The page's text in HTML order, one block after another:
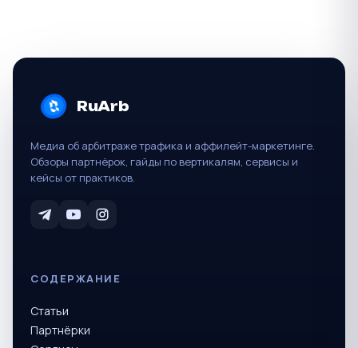
RuArb
Медиа об арбитраже трафика и аффилейт-маркетинге.
Обзоры партнёрок, гайды по вертикалям, сервисы и
кейсы от практиков.
СОДЕРЖАНИЕ
Статьи
Партнёрки